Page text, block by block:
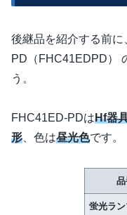
後継品を紹介する前
PD（FHC41EDPD）
う。
FHC41ED-PDはHf器
形 、色は昼光色です。
蛍光ラ